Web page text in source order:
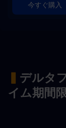
今すぐ購入
▍ デルタ
イム期間